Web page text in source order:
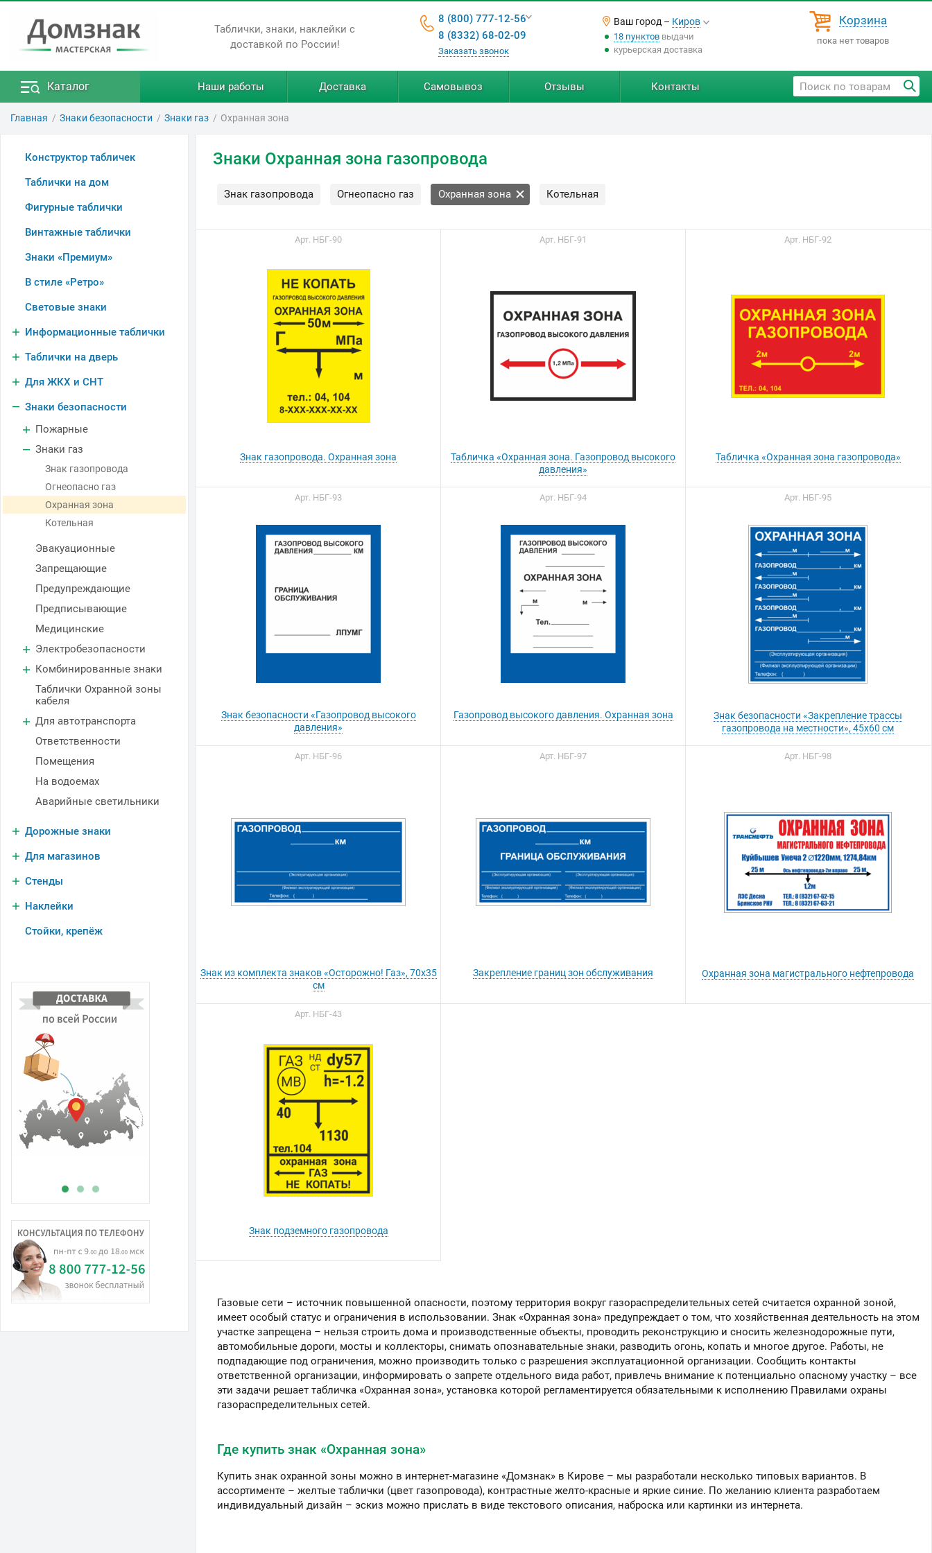
Таблички, знаки, наклейки с
доставкой по России!
8 (800) 777-12-56
8 (8332) 68-02-09
Заказать звонок
Ваш город – Киров
18 пунктоввыдачи
курьерская доставка
Корзина
пока нет товаров
Каталог Наши работы Доставка Самовывоз Отзывы Контакты
Главная Знаки безопасности Знаки газ Охранная зона
Конструктор табличек
Таблички на дом
Фигурные таблички
Винтажные таблички
Знаки «Премиум»
В стиле «Ретро»
Световые знаки
Информационные таблички
Таблички на дверь
Для ЖКХ и СНТ
Знаки безопасности
Пожарные
Знаки газ
Знак газопровода
Огнеопасно газ
Охранная зона
Котельная
Эвакуационные
Запрещающие
Предупреждающие
Предписывающие
Медицинские
Электробезопасности
Комбинированные знаки
Таблички Охранной зоны
кабеля
Для автотранспорта
Ответственности
Помещения
На водоемах
Аварийные светильники
Дорожные знаки
Для магазинов
Стенды
Наклейки
Стойки, крепёж
Вы можете приобрести
Портал поставщиков
Знаки Охранная зона газопровода
Знак газопровода Огнеопасно газ Охранная зона Котельная
Арт. НБГ-90
Знак газопровода. Охранная зона
Арт. НБГ-91
Табличка «Охранная зона. Газопровод высокого
давления»
Арт. НБГ-92
Табличка «Охранная зона газопровода»
Арт. НБГ-93
Знак безопасности «Газопровод высокого
давления»
Арт. НБГ-94
Газопровод высокого давления. Охранная зона
Арт. НБГ-95
Знак безопасности «Закрепление трассы
газопровода на местности», 45х60 см
Арт. НБГ-96
Знак из комплекта знаков «Осторожно! Газ», 70х35
см
Арт. НБГ-97
Закрепление границ зон обслуживания
Арт. НБГ-98
Охранная зона магистрального нефтепровода
Арт. НБГ-43
Знак подземного газопровода
Газовые сети – источник повышенной опасности, поэтому территория вокруг газораспределительных сетей считается охранной зоной,
имеет особый статус и ограничения в использовании. Знак «Охранная зона» предупреждает о том, что хозяйственная деятельность на этом
участке запрещена – нельзя строить дома и производственные объекты, проводить реконструкцию и сносить железнодорожные пути,
автомобильные дороги, мосты и коллекторы, снимать опознавательные знаки, разводить огонь, копать и многое другое. Работы, не
подпадающие под ограничения, можно производить только с разрешения эксплуатационной организации. Сообщить контакты
ответственной организации, информировать о запрете отдельного вида работ, привлечь внимание к потенциально опасному участку – все
эти задачи решает табличка «Охранная зона», установка которой регламентируется обязательными к исполнению Правилами охраны
газораспределительных сетей.
Где купить знак «Охранная зона»
Купить знак охранной зоны можно в интернет-магазине «Домзнак» в Кирове – мы разработали несколько типовых вариантов. В
ассортименте – желтые таблички (цвет газопровода), контрастные желто-красные и яркие синие. По желанию клиента разработаем
индивидуальный дизайн – эскиз можно прислать в виде текстового описания, наброска или картинки из интернета.